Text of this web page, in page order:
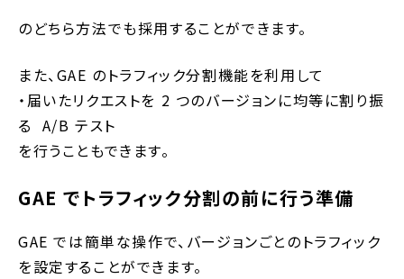
のどちら方法でも採用することができます。
また、GAE のトラフィック分割機能を利用して
・届いたリクエストを 2 つのバージョンに均等に割り振
る A/B テスト
を行うこともできます。
GAE でトラフィック分割の前に行う準備
GAE では簡単な操作で、バージョンごとのトラフィック
を設定することができます。